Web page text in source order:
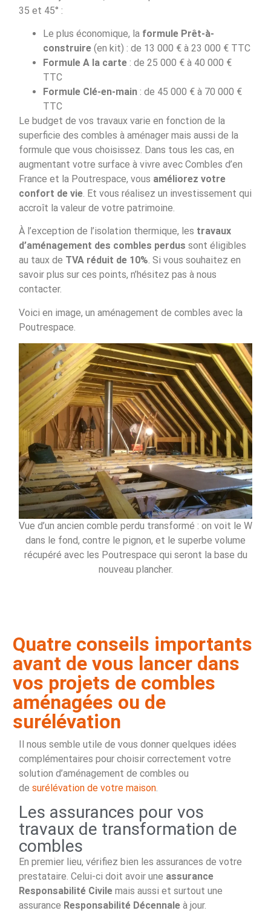
35 et 45° :
Le plus économique, la formule Prêt-à-
construire(en kit) : de 13 000 € à 23 000 € TTC
Formule A la carte: de 25 000 € à 40 000 €
TTC
Formule Clé-en-main: de 45 000 € à 70 000 €
TTC
Le budget de vos travaux varie en fonction de la
superficie des combles à aménager mais aussi de la
formule que vous choisissez. Dans tous les cas, en
augmentant votre surface à vivre avec Combles d’en
France et la Poutrespace, vous améliorez votre
confort de vie. Et vous réalisez un investissement qui
accroît la valeur de votre patrimoine.
À l’exception de l’isolation thermique, les travaux
d’aménagement des combles perdus sont éligibles
au taux de TVA réduit de 10%. Si vous souhaitez en
savoir plus sur ces points, n’hésitez pas à nous
contacter.
Voici en image, un aménagement de combles avec la
Poutrespace.
Vue d’un ancien comble perdu transformé : on voit le W
dans le fond, contre le pignon, et le superbe volume
récupéré avec les Poutrespace qui seront la base du
nouveau plancher.
Quatre conseils importants
avant de vous lancer dans
vos projets de combles
aménagées ou de
surélévation
Il nous semble utile de vous donner quelques idées
complémentaires pour choisir correctement votre
solution d’aménagement de combles ou
de surélévation de votre maison.
Les assurances pour vos
travaux de transformation de
combles
En premier lieu, vérifiez bien les assurances de votre
prestataire. Celui-ci doit avoir une assurance
Responsabilité Civilemais aussi et surtout une
assurance Responsabilité Décennaleà jour.